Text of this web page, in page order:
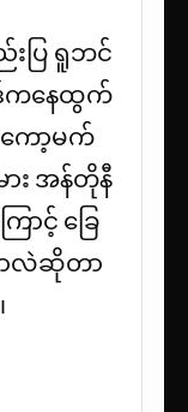
ပြ ရူဘင်
ကနေထွက်
ော့မက်
ား အန်တိုနီ
ာင့် ခြေ
ာလဲဆိုတာ